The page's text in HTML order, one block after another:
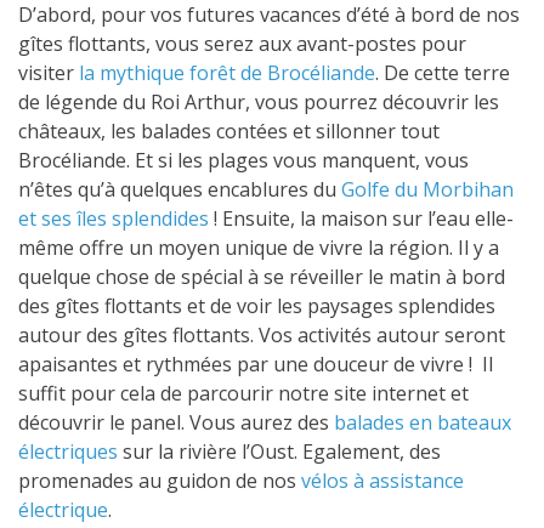
D’abord, pour vos futures vacances d’été à bord de nos
gîtes flottants, vous serez aux avant-postes pour
visiter la mythique forêt de Brocéliande. De cette terre
de légende du Roi Arthur, vous pourrez découvrir les
châteaux, les balades contées et sillonner tout
Brocéliande. Et si les plages vous manquent, vous
n’êtes qu’à quelques encablures du Golfe du Morbihan
et ses îles splendides ! Ensuite, la maison sur l’eau elle-
même offre un moyen unique de vivre la région. Il y a
quelque chose de spécial à se réveiller le matin à bord
des gîtes flottants et de voir les paysages splendides
autour des gîtes flottants. Vos activités autour seront
apaisantes et rythmées par une douceur de vivre ! Il
suffit pour cela de parcourir notre site internet et
découvrir le panel. Vous aurez des balades en bateaux
électriques sur la rivière l’Oust. Egalement, des
promenades au guidon de nos vélos à assistance
électrique.